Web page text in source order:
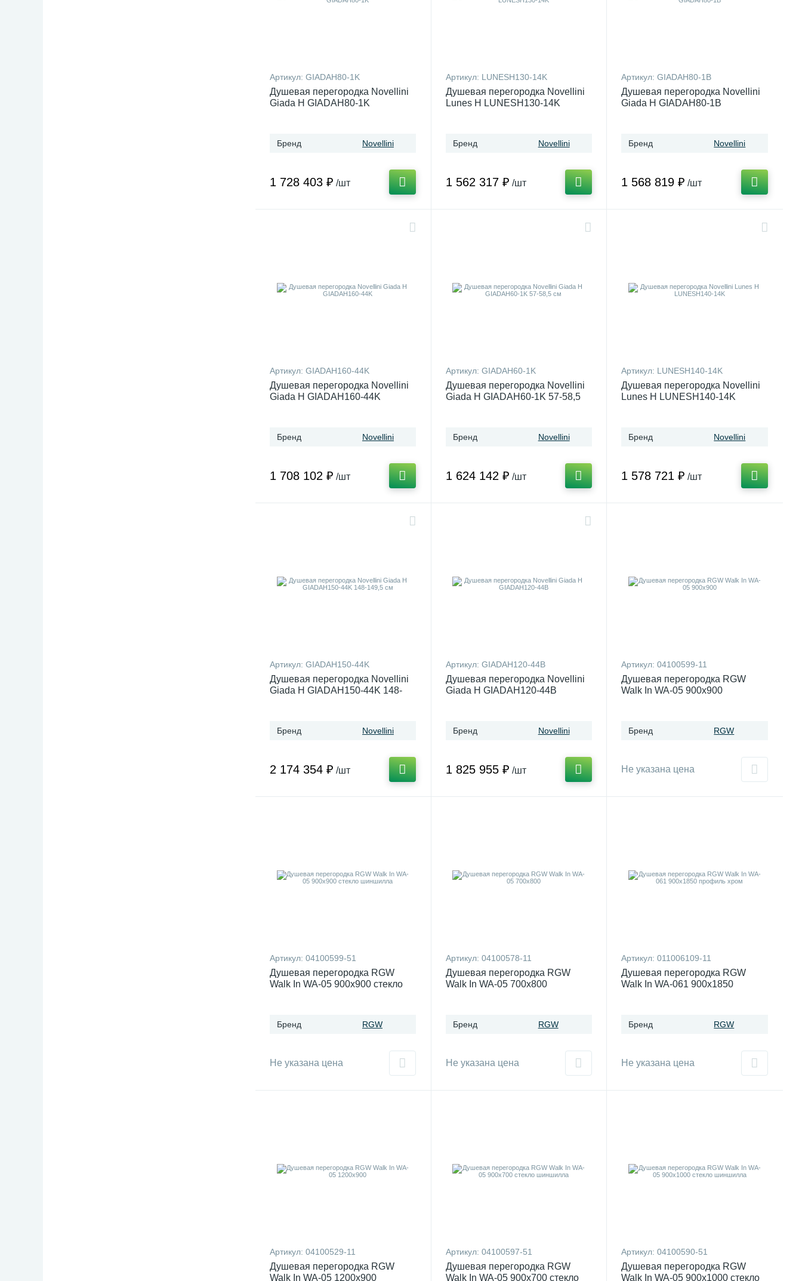
Артикул: GIADAH80-1K
Душевая перегородка Novellini
Giada H GIADAH80-1K
Бренд Novellini
1 728 403 ₽ /шт
Артикул: LUNESH130-14K
Душевая перегородка Novellini
Lunes H LUNESH130-14K
Бренд Novellini
1 562 317 ₽ /шт
Артикул: GIADAH80-1B
Душевая перегородка Novellini
Giada H GIADAH80-1B
Бренд Novellini
1 568 819 ₽ /шт
Артикул: GIADAH160-44K
Душевая перегородка Novellini
Giada H GIADAH160-44K
Бренд Novellini
1 708 102 ₽ /шт
Артикул: GIADAH60-1K
Душевая перегородка Novellini
Giada H GIADAH60-1K 57-58,5
Бренд Novellini
1 624 142 ₽ /шт
Артикул: LUNESH140-14K
Душевая перегородка Novellini
Lunes H LUNESH140-14K
Бренд Novellini
1 578 721 ₽ /шт
Артикул: GIADAH150-44K
Душевая перегородка Novellini
Giada H GIADAH150-44K 148-
Бренд Novellini
2 174 354 ₽ /шт
Артикул: GIADAH120-44B
Душевая перегородка Novellini
Giada H GIADAH120-44B
Бренд Novellini
1 825 955 ₽ /шт
Артикул: 04100599-11
Душевая перегородка RGW
Walk In WA-05 900x900
Бренд RGW
Не указана цена
Артикул: 04100599-51
Душевая перегородка RGW
Walk In WA-05 900x900 стекло
Бренд RGW
Не указана цена
Артикул: 04100578-11
Душевая перегородка RGW
Walk In WA-05 700x800
Бренд RGW
Не указана цена
Артикул: 011006109-11
Душевая перегородка RGW
Walk In WA-061 900x1850
Бренд RGW
Не указана цена
Артикул: 04100529-11
Душевая перегородка RGW
Walk In WA-05 1200x900
Артикул: 04100597-51
Душевая перегородка RGW
Walk In WA-05 900x700 стекло
Артикул: 04100590-51
Душевая перегородка RGW
Walk In WA-05 900x1000 стекло